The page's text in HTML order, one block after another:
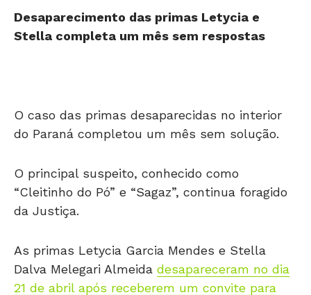
Stella completa um mês sem respostas
do Paraná completou um mês sem solução.
“Cleitinho do Pó” e “Sagaz”, continua foragido
da Justiça.
Dalva Melegari Almeidadesapareceram no dia
21 de abril após receberem um convite para
uma festa.